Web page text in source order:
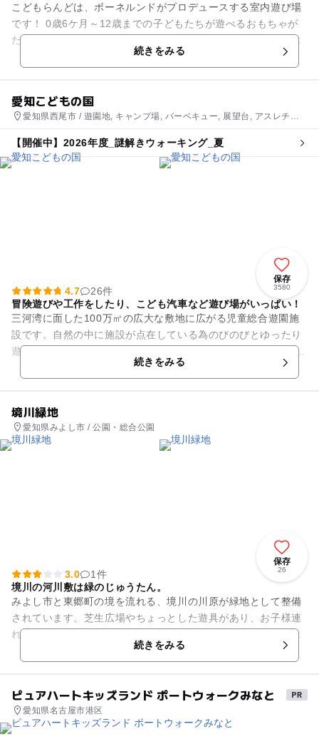
こどもらんどは、ボーネルンドがプロデュースする室内遊び場
です！ 0歳6ケ月～12歳までの子どもたちが遊べるおもちゃが
たくさんあり、子どもから大人まで幅広く親子で一緒に楽しめ
続きをみる
愛知こどもの国
愛知県西尾市 / 遊園地, キャンプ場, バーベキュー, 展望台, アスレチッ
【開催中】2026年度_謎解きウォーキング_夏
保存
3580
4.7
26件
冒険遊びや工作をしたり、こども汽車など遊び場がいっぱい！
三河湾に面した100万㎡の広大な敷地に広がる児童総合遊園施
設です。自然の中に施設が点在している為のびのびとゆったり
遊ぶことが出来ます。 【ゆうひが丘】では、本物の蒸気機関車
続きをみる
境川緑地
愛知県みよし市 / 公園・総合公園
保存
26
3.0
1件
境川の河川敷は緑のじゅうたん。
みよし市と東郷町の境を流れる、境川の川原が緑地として整備
されています。芝生広場やちょっとした遊具があり、お子様連
れで楽しめます。サイクリングロードもあり、自転車の貸し出
しも無料でしてくれます。ご...続きをみる
ピュアハートキッズランド ポートウォークみなと
愛知県名古屋市港区